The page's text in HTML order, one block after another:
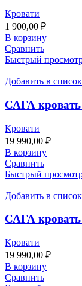
Кровати
1 900,00 ₽
В корзину
Сравнить
Быстрый
Добавить в
САГА кровать
Кровати
19 990,00 ₽
В корзину
Сравнить
Быстрый
Добавить в
САГА кровать
Кровати
19 990,00 ₽
В корзину
Сравнить